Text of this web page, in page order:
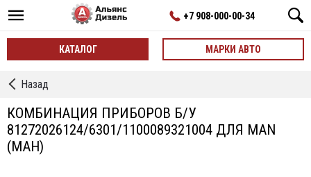
+7 908-000-00-34
КАТАЛОГ МАРКИ АВТО
←
Приборов
Назад
КОМБИНАЦИЯ ПРИБОРОВ Б/У
81272026124/6301/1100089321004 ДЛЯ MAN
(МАН)